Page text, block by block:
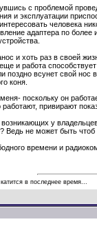
с проблемой
и эксплуатации
человека
адаптера по
и хоть раз в своей
и работа
поздно всунет свой
коня.
поскольку он
привирают
у
не может быть
времени и
в последнее время...